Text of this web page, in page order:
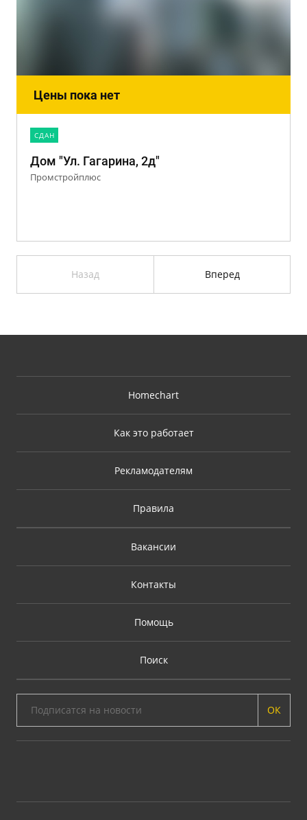
Цены пока нет
CДАН
Дом "Ул. Гагарина, 2д"
Промстройплюс
Назад Вперед
Homechart
Как это работает
Рекламодателям
Правила
Вакансии
Контакты
Помощь
Поиск
ОК